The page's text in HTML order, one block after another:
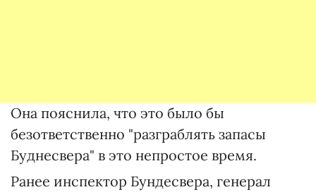
Она пояснила, что это было бы
безответственно "разграблять запасы
Буднесвера" в это непростое время.
Ранее инспектор Бундесвера, генерал